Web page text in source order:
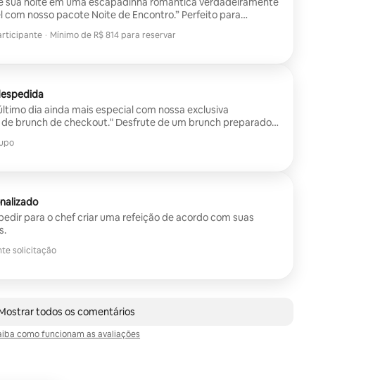
com nosso pacote Noite de Encontro.” Perfeito para
pedidos de casamento ou simplesmente para celebrar o
a elegância de uma refeição requintada diretamente para
· Mínimo de R$ 814 para reservar
dia ainda mais especial com nossa exclusiva
brunch de checkout." Desfrute de um brunch preparado
para você, no conforto do seu Airbnb. É uma
e deliciosa de encerrar sua estadia e ter uma
para o chef criar uma refeição de acordo com suas
solicitação
total de 3 avaliações
todos os comentários
como funcionam as avaliações